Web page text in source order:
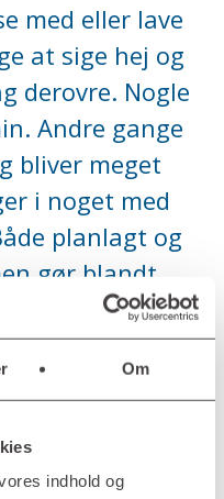
Om
indhold og
med eller lave
at sige hej og
derovre. Nogle
Andre gange
bliver meget
i noget med
planlagt og
gør blandt
for at få
sociale
godt lide.
i Plushusene